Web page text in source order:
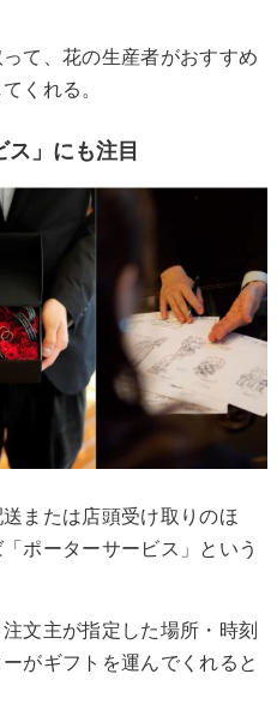
て、花の生産者がおすすめ
くれる。
」にも注目
または店頭受け取りのほ
ポーターサービス」という
文主が指定した場所・時刻
がギフトを運んでくれると